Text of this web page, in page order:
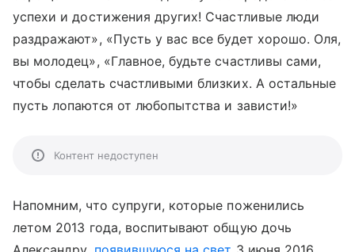
успехи и достижения других! Счастливые люди
раздражают», «Пусть у вас все будет хорошо. Оля,
вы молодец», «Главное, будьте счастливы сами,
чтобы сделать счастливыми близких. А остальные
пусть лопаются от любопытства и зависти!»
Контент недоступен
Напомним, что супруги, которые поженились
летом 2013 года, воспитывают общую дочь